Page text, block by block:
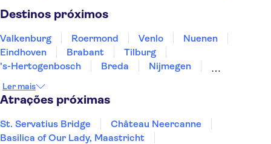
Destinos próximos
Valkenburg Roermond Venlo
Nuenen
Eindhoven
Brabant
Tilburg
's-Hertogenbosch
Breda
Nijmegen
Roterdã
Ler mais
Atrações próximas
St. Servatius Bridge
Château Neercanne
Basilica of Our Lady, Maastricht